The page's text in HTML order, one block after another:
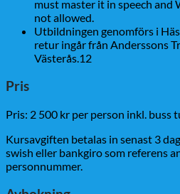
must master it in speech
not allowed.
Utbildningen genomförs i
retur ingår från Anderssons
Västerås.12
Pris
Pris: 2 500 kr per person inkl. buss
Kursavgiften betalas in senast 3
swish eller bankgiro som referens
personnummer.